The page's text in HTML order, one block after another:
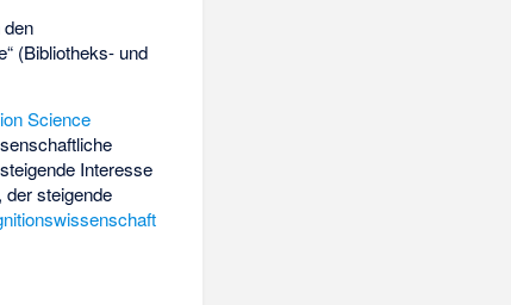
(Bibliotheks- und
Science
Interesse
, der steigende